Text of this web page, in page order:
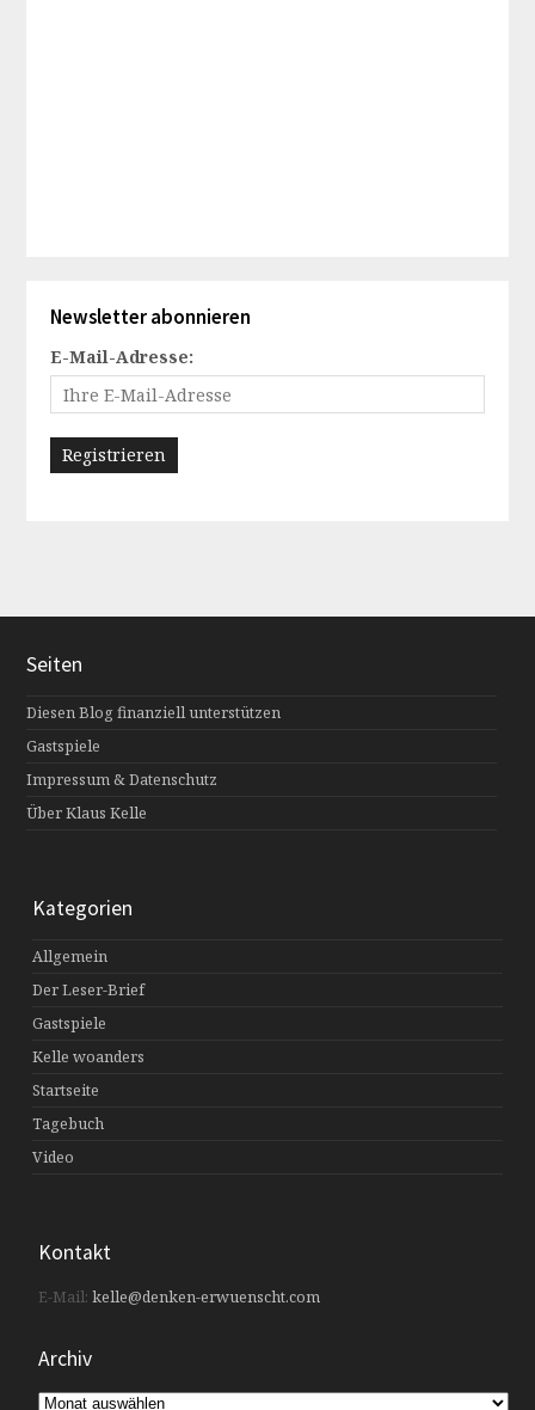
Newsletter abonnieren
E-Mail-Adresse:
Seiten
Diesen Blog finanziell unterstützen
Gastspiele
Impressum & Datenschutz
Über Klaus Kelle
Kategorien
Allgemein
Der Leser-Brief
Gastspiele
Kelle woanders
Startseite
Tagebuch
Video
Kontakt
E-Mail:kelle@denken-erwuenscht.com
Archiv
Archiv